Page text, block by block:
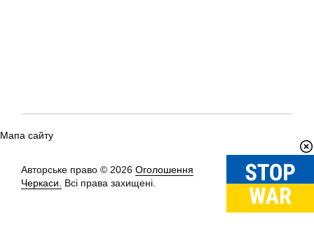
Мапа сайту
Авторське право © 2026 Оголошення
Черкаси.
Всі права захищені.
Вгору↑